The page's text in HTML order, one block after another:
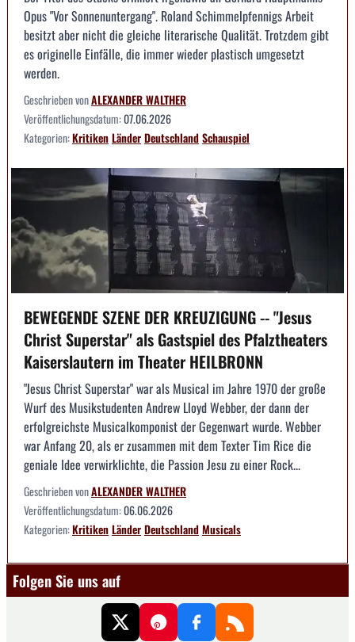
Opus "Vor Sonnenuntergang". Roland Schimmelpfennigs Arbeit
besitzt aber nicht die gleiche literarische Qualität. Trotzdem gibt
es originelle Einfälle, die immer wieder plastisch umgesetzt
werden.
Geschrieben vonALEXANDER WALTHER
Veröffentlichungsdatum:07.06.2026
Kategorien:KritikenLänderDeutschlandSchauspiel
BEWEGENDE SZENE DER KREUZIGUNG -- "Jesus
Christ Superstar" als Gastspiel des Pfalztheaters
Kaiserslautern im Theater HEILBRONN
"Jesus Christ Superstar" war als Musical im Jahre 1970 der große
Wurf des Musikstudenten Andrew Lloyd Webber, der dann der
erfolgreichste Musicalkomponist der Gegenwart wurde. Webber
war Anfang 20, als er zusammen mit dem Texter Tim Rice die
geniale Idee verwirklichte, die Passion Jesu zu einer Rock...
Geschrieben vonALEXANDER WALTHER
Veröffentlichungsdatum:06.06.2026
Kategorien:KritikenLänderDeutschlandMusicals
Folgen Sie uns auf